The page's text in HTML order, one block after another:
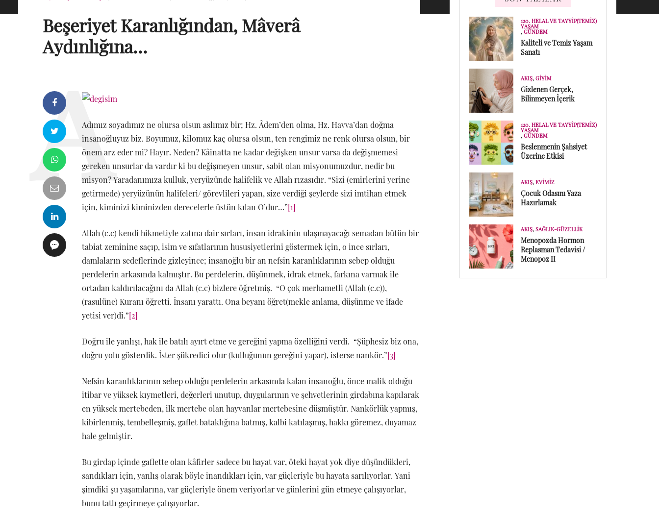
Beşeriyet Karanlığından, Mâverâ
Aydınlığına…
Adımız soyadımız ne olursa olsun aslımız bir; Hz. Âdem’den olma, Hz. Havva’dan doğma
insanoğluyuz biz. Boyumuz, kilomuz kaç olursa olsun, ten rengimiz ne renk olursa olsun, bir
önem arz eder mi? Hayır. Neden? Kâinatta ne kadar değişken unsur varsa da değişmemesi
gereken unsurlar da vardır ki bu değişmeyen unsur, sabit olan misyonumuzdur, nedir bu
misyon? Yaradanımıza kulluk, yeryüzünde halifelik ve Allah rızasıdır. “Sizi (emirlerini yerine
getirmede) yeryüzünün halifeleri/ görevlileri yapan, size verdiği şeylerde sizi imtihan etmek
için, kiminizi kiminizden derecelerle üstün kılan O’dur…”[1]
Allah (c.c) kendi hikmetiyle zatına dair sırları, insan idrakinin ulaşmayacağı semadan bütün bir
tabiat zeminine saçıp, isim ve sıfatlarının hususiyetlerini göstermek için, o ince sırları,
damlaların sedeflerinde gizleyince; insanoğlu bir an nefsin karanlıklarının sebep olduğu
perdelerin arkasında kalmıştır. Bu perdelerin, düşünmek, idrak etmek, farkına varmak ile
ortadan kaldırılacağını da Allah (c.c) bizlere öğretmiş. “O çok merhametli (Allah (c.c)),
(rasulüne) Kuranı öğretti. İnsanı yarattı. Ona beyanı öğret(mekle anlama, düşünme ve ifade
yetisi ver)di.”[2]
Doğru ile yanlışı, hak ile batılı ayırt etme ve gereğini yapma özelliğini verdi. “Şüphesiz biz ona,
doğru yolu gösterdik. İster şükredici olur (kulluğunun gereğini yapar), isterse nankör.”[3]
Nefsin karanlıklarının sebep olduğu perdelerin arkasında kalan insanoğlu, önce malik olduğu
itibar ve yüksek kıymetleri, değerleri unutup, duygularının ve şehvetlerinin girdabına kapılarak
en yüksek mertebeden, ilk mertebe olan hayvanlar mertebesine düşmüştür. Nankörlük yapmış,
kibirlenmiş, tembelleşmiş, gaflet bataklığına batmış, kalbi katılaşmış, hakkı göremez, duyamaz
hale gelmiştir.
Bu girdap içinde gaflette olan kâfirler sadece bu hayat var, öteki hayat yok diye düşündükleri,
sandıkları için, yanlış olarak böyle inandıkları için, var güçleriyle bu hayata sarılıyorlar. Yani
şimdiki şu yaşamlarına, var güçleriyle önem veriyorlar ve günlerini gün etmeye çalışıyorlar,
bunu tatlı geçirmeye çalışıyorlar.
120. HELAL VE TAYYIP(TEMIZ)
YAŞAM
, GÜNDEM
Kaliteli ve Temiz Yaşam
Sanatı
AKIŞ, GIYIM
Gizlenen Gerçek,
Bilinmeyen İçerik
120. HELAL VE TAYYIP(TEMIZ)
YAŞAM
, GÜNDEM
Beslenmenin Şahsiyet
Üzerine Etkisi
AKIŞ, EVIMIZ
Çocuk Odasını Yaza
Hazırlamak
AKIŞ, SAĞLIK-GÜZELLIK
Menopozda Hormon
Replasman Tedavisi /
Menopoz II